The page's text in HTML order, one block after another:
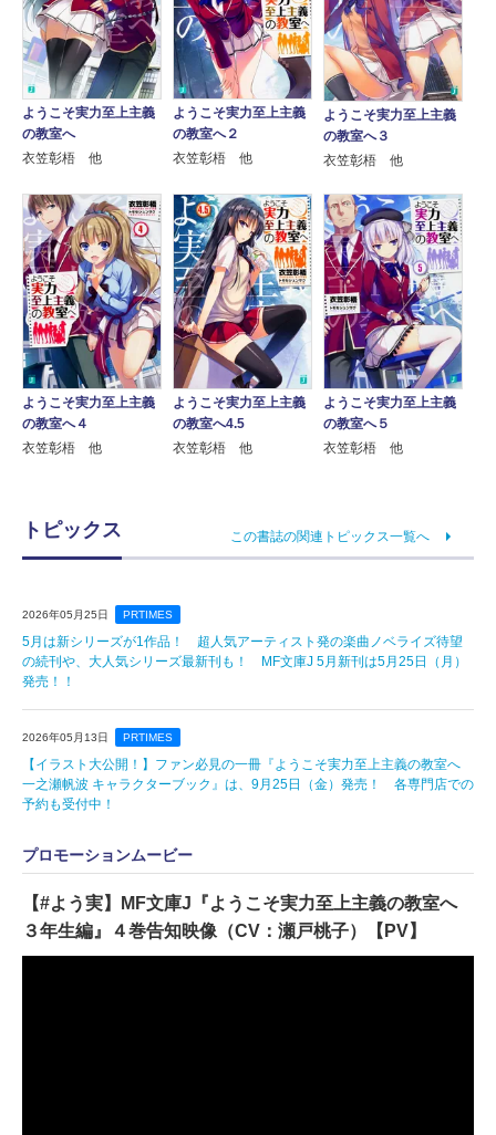
ようこそ実力至上主義
の教室へ
衣笠彰梧 他
ようこそ実力至上主義
の教室へ２
衣笠彰梧 他
ようこそ実力至上主義
の教室へ３
衣笠彰梧 他
ようこそ実力至上主義
の教室へ４
衣笠彰梧 他
ようこそ実力至上主義
の教室へ4.5
衣笠彰梧 他
ようこそ実力至上主義
の教室へ５
衣笠彰梧 他
トピックス この書誌の関連トピックス一覧へ
2026年05月25日 PRTIMES
5月は新シリーズが1作品！ 超人気アーティスト発の楽曲ノベライズ待望
の続刊や、大人気シリーズ最新刊も！ MF文庫J 5月新刊は5月25日（月）
発売！！
2026年05月13日 PRTIMES
【イラスト大公開！】ファン必見の一冊『ようこそ実力至上主義の教室へ
一之瀬帆波 キャラクターブック』は、9月25日（金）発売！ 各専門店での
予約も受付中！
プロモーションムービー
【#よう実】MF文庫J『ようこそ実力至上主義の教室へ
３年生編』４巻告知映像（CV：瀬戸桃子）【PV】